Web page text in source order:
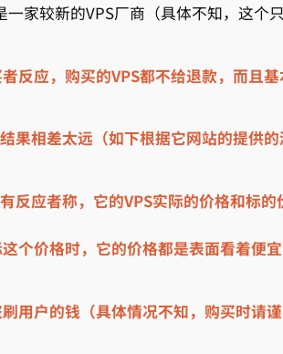
家较新的VPS厂商（具体不知，这个
反应，购买的VPS都不给退款，而且基
果相差太远（如下根据它网站的提供
反应者称，它的VPS实际的价格和标的
个价格时，它的价格都是表面看着便
用户的钱（具体情况不知，购买时请谨